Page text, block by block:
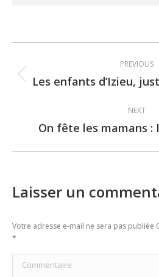
navigation
PREVIOUS
Les enfants d’Izieu,
NEXT
Next
On fête les mamans :
Laisser un
Votre adresse e-mail ne sera pas publiée
*
Commentaire